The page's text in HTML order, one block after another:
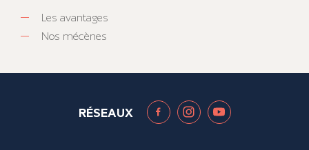
Les avantages
Nos mécènes
RÉSEAUX